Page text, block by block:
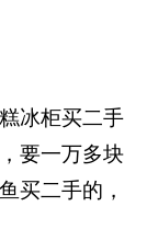
冰柜买二手
要一万多块
买二手的，